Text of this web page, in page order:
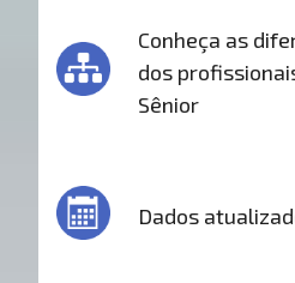
Conheça as
dos
Sênior
Dados